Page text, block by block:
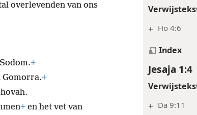
+ Ho 4:6
Index
Jesaja 1:4
+ Da 9:11
overlevenden van ons
+
Gomorra.+
+ en het vet van